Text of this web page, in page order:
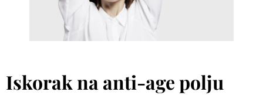
Iskorak na anti-age polju